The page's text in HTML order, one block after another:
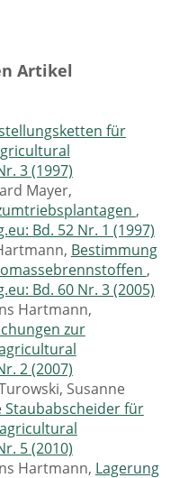
Artikel
für
3 (1997)
Mayer,
,
Bd. 52 Nr. 1 (1997)
Bestimmung
,
Bd. 60 Nr. 3 (2005)
Hartmann,
zur
2 (2007)
Susanne
Staubabscheider für
agricultural
5 (2010)
Hartmann, Lagerung